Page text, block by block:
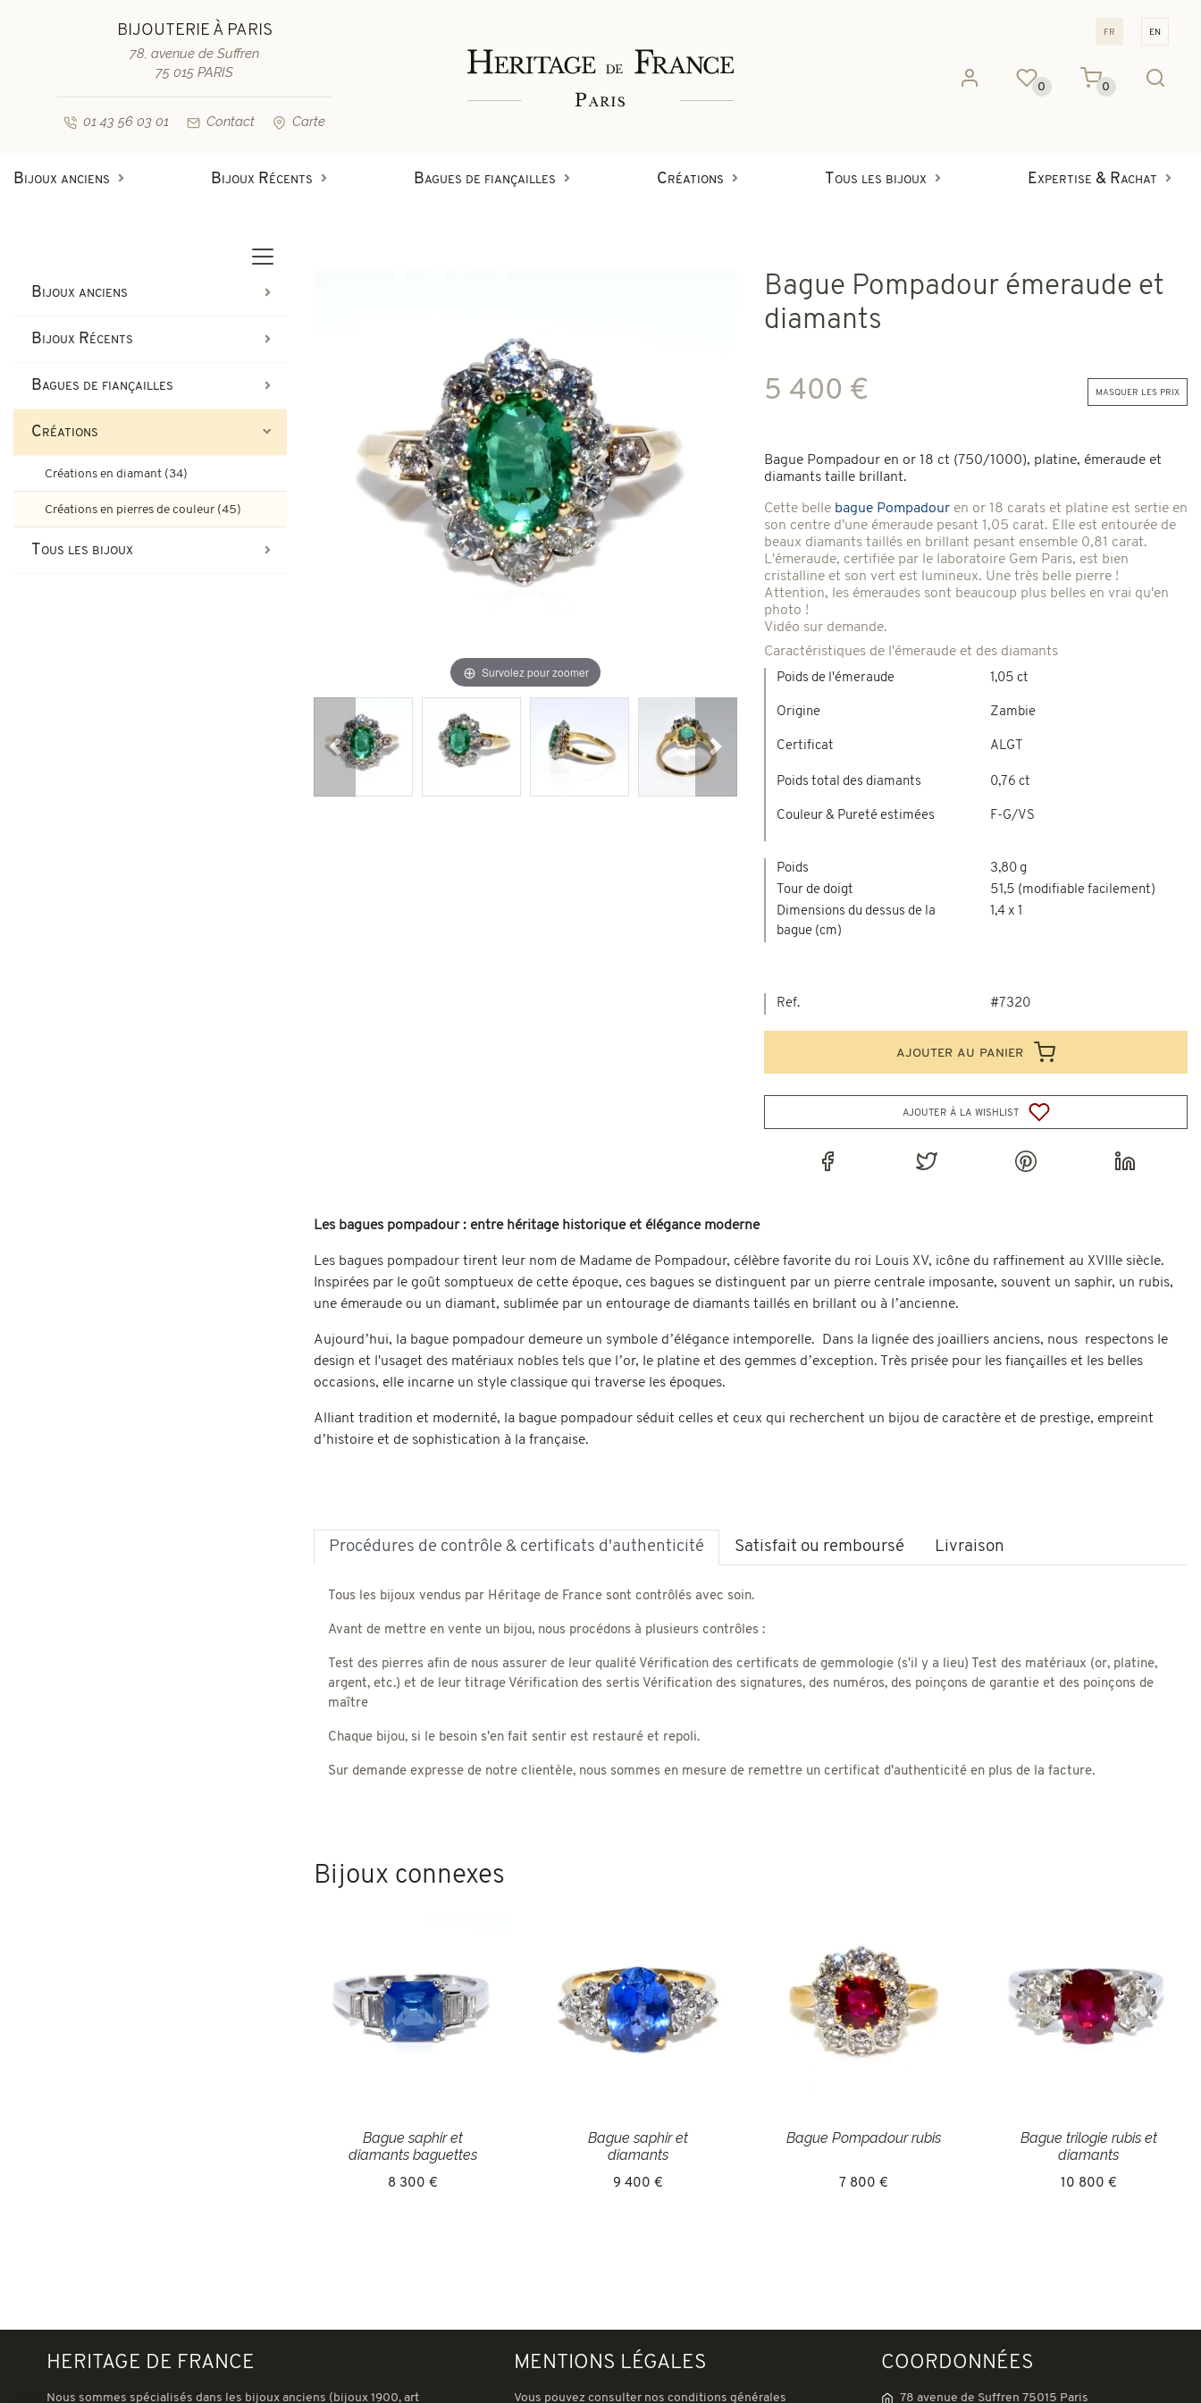
fr en
BIJOUTERIE À PARIS
78, avenue de Suffren
75 015 PARIS
01 43 56 03 01 Contact Carte
0 0
Bijoux anciens
Boucles d'oreilles anciennes
Bijoux Art-Déco
Bagues Art-Déco
Bijoux Récents
Bagues vintage & d'occasion
Boucles d'oreilles vintage & d'occasion
Broches et autres bijoux vintage & d'occasion
Bagues de fiançailles
Bagues de fiançailles diamant
Bagues de fiançailles rubis
Bagues de fiançailles émeraude
Créations
Créations en pierres de couleur
Tous les bijoux
Broches & autres
Colliers & Pendentifs
Expertise & Rachat
Bijoux anciens
Bijoux Récents
Bagues de fiançailles
Créations
Créations en diamant (34)
Créations en pierres de couleur (45)
Tous les bijoux
Survolez pour zoomer
Précédent Suivant
Bague Pompadour émeraude et
diamants
5 400 € masquer les prix
Bague Pompadour en or 18 ct (750/1000), platine, émeraude et
diamants taille brillant.
Cette belle bague Pompadour en or 18 carats et platine est sertie en
son centre d'une émeraude pesant 1,05 carat. Elle est entourée de
beaux diamants taillés en brillant pesant ensemble 0,81 carat.
L'émeraude, certifiée par le laboratoire Gem Paris, est bien
cristalline et son vert est lumineux. Une très belle pierre !
Attention, les émeraudes sont beaucoup plus belles en vrai qu'en
photo !
Vidéo sur demande.
Caractéristiques de l'émeraude et des diamants
Poids de l'émeraude
Origine
Certificat
1,05 ct
Zambie
ALGT
Poids total des diamants
Couleur & Pureté estimées
0,76 ct
F-G/VS
Poids
3,80 g
Tour de doigt
51,5 (modifiable facilement)
Dimensions du dessus de la
bague (cm)
1,4 x 1
Ref. #7320
ajouter au panier
ajouter à la wishlist
Les bagues pompadour : entre héritage historique et élégance moderne
Les bagues pompadour tirent leur nom de Madame de Pompadour, célèbre favorite du roi Louis XV, icône du raffinement au XVIIIe siècle.
Inspirées par le goût somptueux de cette époque, ces bagues se distinguent par un pierre centrale imposante, souvent un saphir, un rubis,
une émeraude ou un diamant, sublimée par un entourage de diamants taillés en brillant ou à l’ancienne.
Aujourd’hui, la bague pompadour demeure un symbole d’élégance intemporelle. Dans la lignée des joailliers anciens, nous respectons le
design et l'usaget des matériaux nobles tels que l’or, le platine et des gemmes d’exception. Très prisée pour les fiançailles et les belles
occasions, elle incarne un style classique qui traverse les époques.
Alliant tradition et modernité, la bague pompadour séduit celles et ceux qui recherchent un bijou de caractère et de prestige, empreint
d’histoire et de sophistication à la française.
Procédures de contrôle & certificats d'authenticité Satisfait ou remboursé Livraison
Tous les bijoux vendus par Héritage de France sont contrôlés avec soin.
Avant de mettre en vente un bijou, nous procédons à plusieurs contrôles :
Test des pierres afin de nous assurer de leur qualité Vérification des certificats de gemmologie (s'il y a lieu) Test des matériaux (or, platine,
argent, etc.) et de leur titrage Vérification des sertis Vérification des signatures, des numéros, des poinçons de garantie et des poinçons de
maître
Chaque bijou, si le besoin s'en fait sentir est restauré et repoli.
Sur demande expresse de notre clientèle, nous sommes en mesure de remettre un certificat d'authenticité en plus de la facture.
Bijoux connexes
Bague saphir et
diamants baguettes
8 300 €
Bague saphir et
diamants
9 400 €
Bague Pompadour rubis
7 800 €
Bague trilogie rubis et
diamants
10 800 €
HERITAGE DE FRANCE
Nous sommes spécialisés dans les bijoux anciens (bijoux 1900, art
MENTIONS LÉGALES
Vous pouvez consulter nos conditions générales
COORDONNÉES
78 avenue de Suffren 75015 Paris